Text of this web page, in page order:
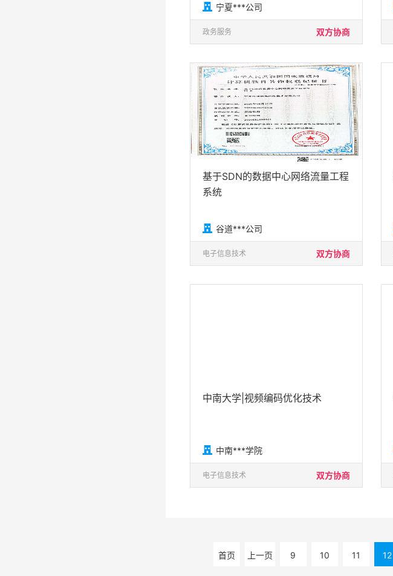
 宁夏***公司
政务服务 双方协商
基于SDN的数据中心网络流量工程
系统
 谷道***公司
电子信息技术 双方协商
中南大学|视频编码优化技术
 中南***学院
电子信息技术 双方协商
首页 上一页 9 10 11 12